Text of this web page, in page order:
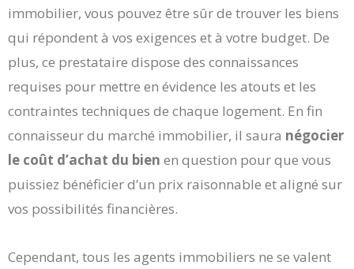
immobilier, vous pouvez être sûr de trouver les biens
qui répondent à vos exigences et à votre budget. De
plus, ce prestataire dispose des connaissances
requises pour mettre en évidence les atouts et les
contraintes techniques de chaque logement. En fin
connaisseur du marché immobilier, il saura négocier
le coût d’achat du bien en question pour que vous
puissiez bénéficier d’un prix raisonnable et aligné sur
vos possibilités financières.
Cependant, tous les agents immobiliers ne se valent